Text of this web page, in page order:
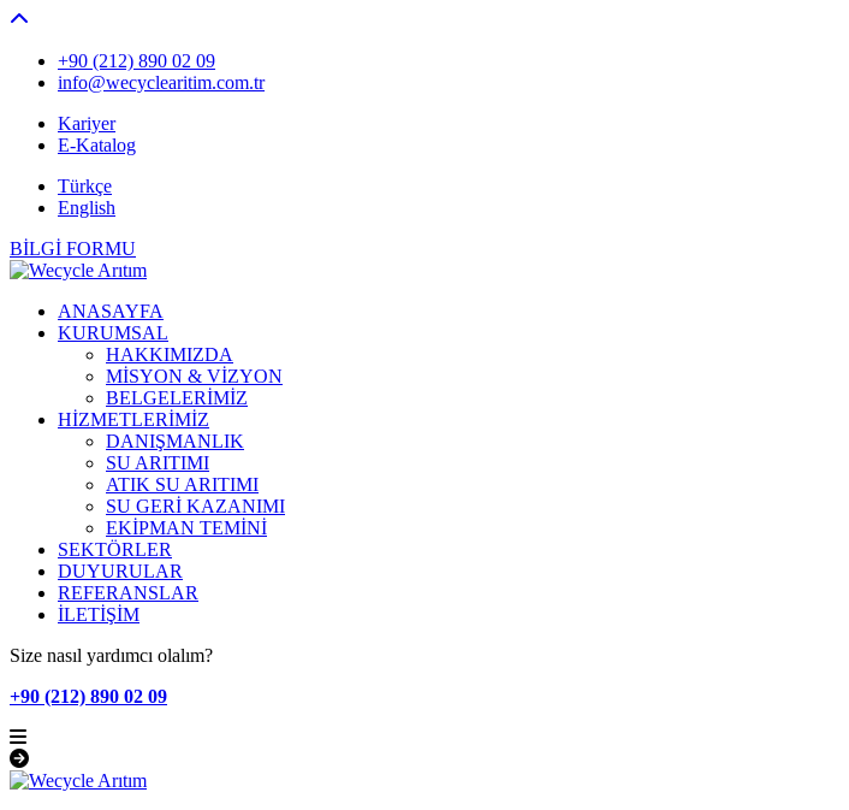
+90 (212) 890 02 09
info@wecyclearitim.com.tr
Kariyer
E-Katalog
Türkçe
English
BİLGİ FORMU
ANASAYFA
KURUMSAL
HAKKIMIZDA
MİSYON & VİZYON
BELGELERİMİZ
HİZMETLERİMİZ
DANIŞMANLIK
SU ARITIMI
ATIK SU ARITIMI
SU GERİ KAZANIMI
EKİPMAN TEMİNİ
SEKTÖRLER
DUYURULAR
REFERANSLAR
İLETİŞİM
Size nasıl yardımcı olalım?
+90 (212) 890 02 09